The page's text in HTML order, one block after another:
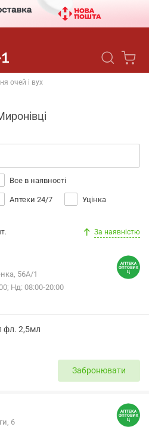
очей і вух
Все в наявності
Аптеки 24/7 Уцінка
За наявністю
56А/1
Нд: 08:00-20:00
фл. 2,5мл
Забронювати
6